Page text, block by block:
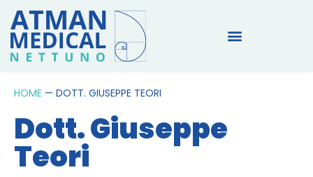
HOME — DOTT. GIUSEPPE TEORI
Dott. Giuseppe
Teori